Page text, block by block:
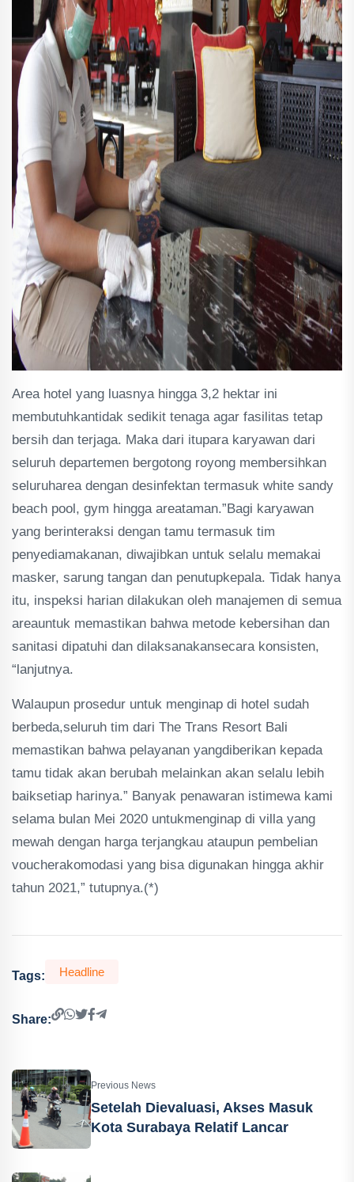
Area hotel yang luasnya hingga 3,2 hektar ini
membutuhkantidak sedikit tenaga agar fasilitas tetap
bersih dan terjaga. Maka dari itupara karyawan dari
seluruh departemen bergotong royong membersihkan
seluruharea dengan desinfektan termasuk white sandy
beach pool, gym hingga areataman.”Bagi karyawan
yang berinteraksi dengan tamu termasuk tim
penyediamakanan, diwajibkan untuk selalu memakai
masker, sarung tangan dan penutupkepala. Tidak hanya
itu, inspeksi harian dilakukan oleh manajemen di semua
areauntuk memastikan bahwa metode kebersihan dan
sanitasi dipatuhi dan dilaksanakansecara konsisten,
“lanjutnya.
Walaupun prosedur untuk menginap di hotel sudah
berbeda,seluruh tim dari The Trans Resort Bali
memastikan bahwa pelayanan yangdiberikan kepada
tamu tidak akan berubah melainkan akan selalu lebih
baiksetiap harinya.” Banyak penawaran istimewa kami
selama bulan Mei 2020 untukmenginap di villa yang
mewah dengan harga terjangkau ataupun pembelian
voucherakomodasi yang bisa digunakan hingga akhir
tahun 2021,” tutupnya.(*)
Tags: Headline
Share:
Previous News
Setelah Dievaluasi, Akses Masuk
Kota Surabaya Relatif Lancar